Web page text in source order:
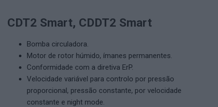
CDT2 Smart, CDDT2 Smart
Bomba circuladora.
Motor de rotor húmido, ímanes permanentes.
Conformidade com a diretiva ErP.
Velocidade variável para controlo por pressão
proporcional, pressão constante, por velocidade
constante e night mode.